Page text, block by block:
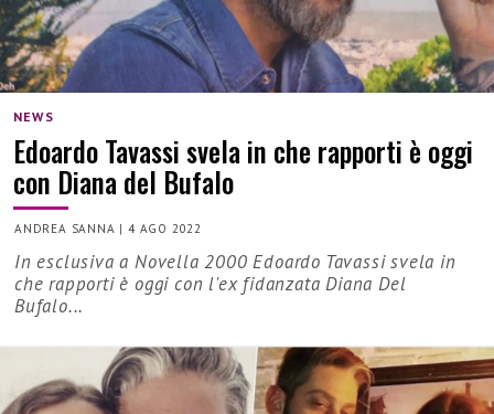
NEWS
Edoardo Tavassi svela in che rapporti è oggi
con Diana del Bufalo
ANDREA SANNA |4 AGO 2022
In esclusiva a Novella 2000 Edoardo Tavassi svela in
che rapporti è oggi con l'ex fidanzata Diana Del
Bufalo...